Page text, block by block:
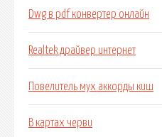
Dwg в pdf конвертер онлайн
Realtek драйвер интернет
Повелитель мух аккорды киш
В картах черви